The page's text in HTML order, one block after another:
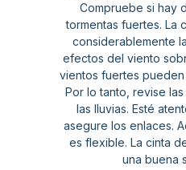
Compruebe si hay
tormentas fuertes. La
considerablemente
efectos del viento
vientos fuertes
Por lo tanto, revise
las lluvias. Esté
asegure los enlaces.
es flexible. La cinta
una buena